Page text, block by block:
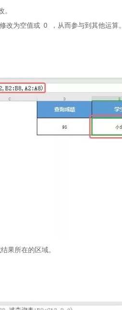
为空值或 0 ，从而参与到其他运算。
所在的区域。